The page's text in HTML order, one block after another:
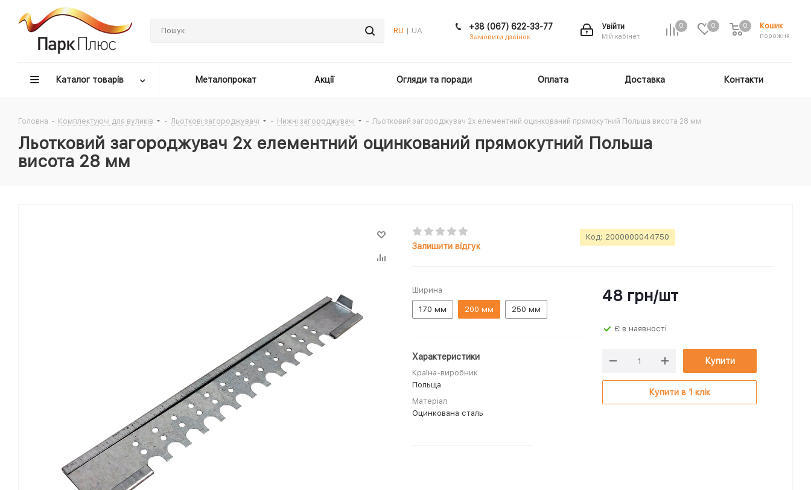
RU | UA
0 0 Кошик
порожня
0
Увійти
Мій кабінет
+38 (067) 622-33-77
Замовити дзвінок
Каталог товарів Металопрокат Акції Огляди та поради Оплата Доставка Контакти
Головна - Комплектуючі для вуликів - Льоткові загороджувачі - Нижні загороджувачі - Льотковий загороджувач 2х елементний оцинкований прямокутний Польша висота 28 мм
Льотковий загороджувач 2х елементний оцинкований прямокутний Польша
висота 28 мм
Залишити відгук
Код: 2000000044750
Ширина
170 мм 200 мм 250 мм
Характеристики
Країна-виробник
Польща
Матеріал
Оцинкована сталь
48 грн/шт
Є в наявності
Купити
Купити в 1 клік